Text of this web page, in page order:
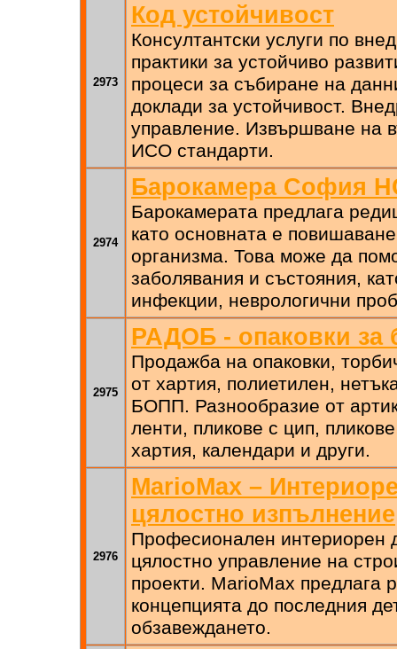
2973
Код устойчивост
Консултантски услуги по
практики за устойчиво
процеси за събиране на
доклади за устойчивост.
управление. Извършване на
ИСО стандарти.
2974
Барокамера София
Барокамерата предлага
като основната е
организма. Това може да
заболявания и състояния,
инфекции, неврологични
2975
РАДОБ - опаковки за
Продажба на опаковки,
от хартия, полиетилен,
БОПП. Разнообразие от
ленти, пликове с цип,
хартия, календари и други.
2976
MarioMax –
цялостно изпълнение
Професионален интериорен
цялостно управление на
проекти. MarioMax предлага
концепцията до последния
обзавеждането.